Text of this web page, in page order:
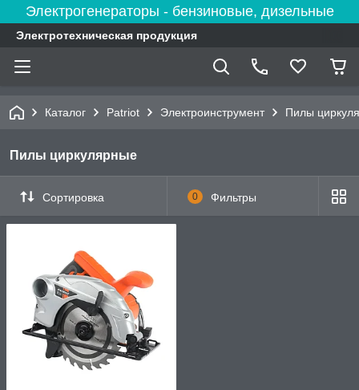
Электрогенераторы - бензиновые, дизельные
Электротехническая продукция
Каталог Patriot Электроинструмент Пилы
Пилы циркулярные
Сортировка 0 Фильтры